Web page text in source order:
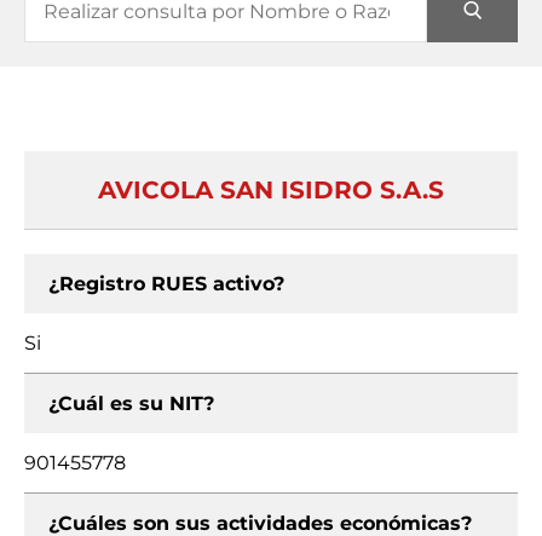
AVICOLA SAN ISIDRO S.A.S
¿Registro RUES activo?
Si
¿Cuál es su NIT?
901455778
¿Cuáles son sus actividades económicas?